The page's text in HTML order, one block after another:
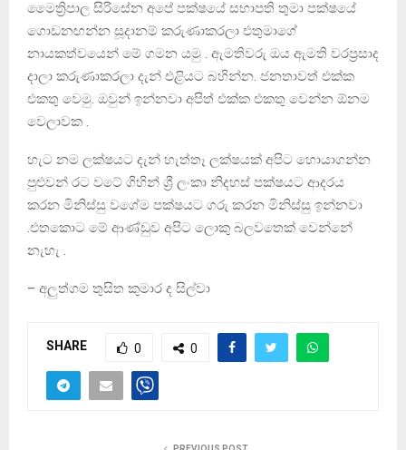
මෛත්‍රිපාල සිරිසේන අපේ පක්ෂයේ සභාපති තුමා පක්ෂයේ
ගොඩනඟන්න සූදානම් කරුණාකරලා එතුමාගේ
නායකත්වයෙන් මේ ගමන යමු . ඇමතිවරු ඔය ඇමති වරප්‍රසාද
දාලා කරුණාකරලා දැන් එළියට බහින්න. ජනතාවත් එක්ක
එකතු වෙමු. ඔවුන් ඉන්නවා අපිත් එක්ක එකතු වෙන්න ඕනම
වෙලාවක .
හැට නම ලක්ෂයට දැන් හැත්තෑ ලක්ෂයක් අපිට හොයාගන්න
පුළුවන් රට වටේ ගිහින් ශ්‍රී ලංකා නිදහස් පක්ෂයට ආදරය
කරන මිනිස්සු වගේම පක්ෂයට ගරු කරන මිනිස්සු ඉන්නවා
.එතකොට මේ ආණ්ඩුව අපිට ලොකු බලවතෙක් වෙන්නේ
නැහැ .
– අලුත්ගම තුසිත කුමාර ද සිල්වා
SHARE 0 0